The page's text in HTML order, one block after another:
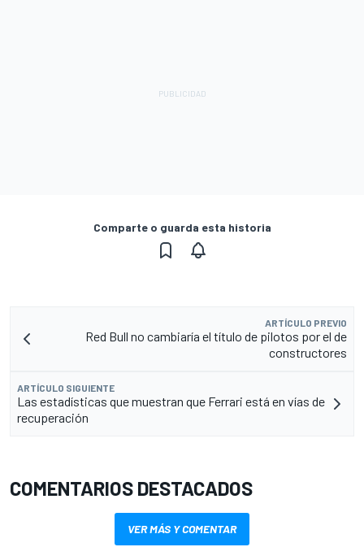
Comparte o guarda esta historia
ARTÍCULO PREVIO
Red Bull no cambiaría el título de pilotos por el de
constructores
ARTÍCULO SIGUIENTE
Las estadísticas que muestran que Ferrari está en vías de
recuperación
COMENTARIOS DESTACADOS
VER MÁS Y COMENTAR